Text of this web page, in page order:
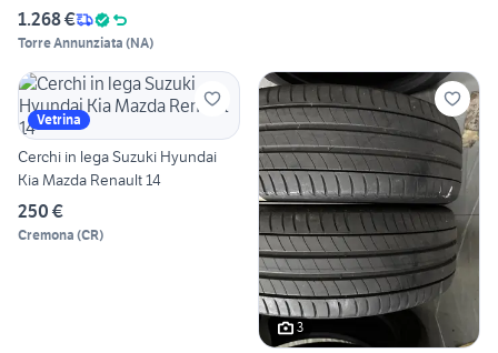
20
1.268 €
Torre Annunziata (NA)
Vetrina
Cerchi in lega Suzuki Hyundai
Kia Mazda Renault 14
250 €
Cremona (CR)
3